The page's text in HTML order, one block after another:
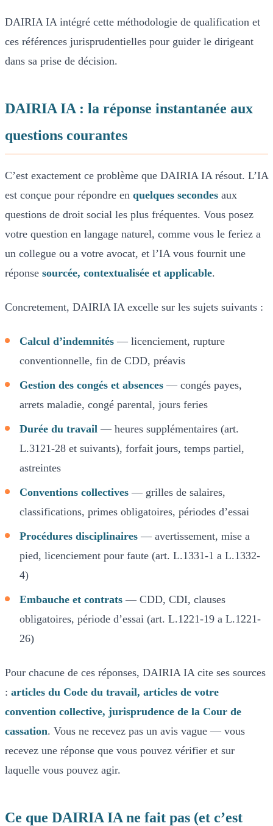
DAIRIA IA intégré cette méthodologie de qualification et
ces références jurisprudentielles pour guider le dirigeant
dans sa prise de décision.
DAIRIA IA : la réponse instantanée aux
questions courantes
C’est exactement ce problème que DAIRIA IA résout. L’IA
est conçue pour répondre en quelques secondes aux
questions de droit social les plus fréquentes. Vous posez
votre question en langage naturel, comme vous le feriez a
un collegue ou a votre avocat, et l’IA vous fournit une
réponse sourcée, contextualisée et applicable.
Concretement, DAIRIA IA excelle sur les sujets suivants :
Calcul d’indemnités — licenciement, rupture
conventionnelle, fin de CDD, préavis
Gestion des congés et absences — congés payes,
arrets maladie, congé parental, jours feries
Durée du travail — heures supplémentaires (art.
L.3121-28 et suivants), forfait jours, temps partiel,
astreintes
Conventions collectives — grilles de salaires,
classifications, primes obligatoires, périodes d’essai
Procédures disciplinaires — avertissement, mise a
pied, licenciement pour faute (art. L.1331-1 a L.1332-
4)
Embauche et contrats — CDD, CDI, clauses
obligatoires, période d’essai (art. L.1221-19 a L.1221-
26)
Pour chacune de ces réponses, DAIRIA IA cite ses sources
: articles du Code du travail, articles de votre
convention collective, jurisprudence de la Cour de
cassation. Vous ne recevez pas un avis vague — vous
recevez une réponse que vous pouvez vérifier et sur
laquelle vous pouvez agir.
Ce que DAIRIA IA ne fait pas (et c’est